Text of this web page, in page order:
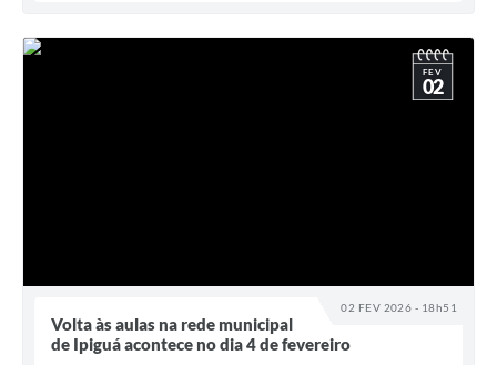
02 FEV 2026 - 18h51
FEV
02
Volta às aulas na rede municipal
de Ipiguá acontece no dia 4 de fevereiro